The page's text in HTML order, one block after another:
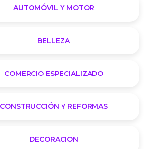
AUTOMÓVIL Y MOTOR
BELLEZA
COMERCIO ESPECIALIZADO
CONSTRUCCIÓN Y REFORMAS
DECORACION